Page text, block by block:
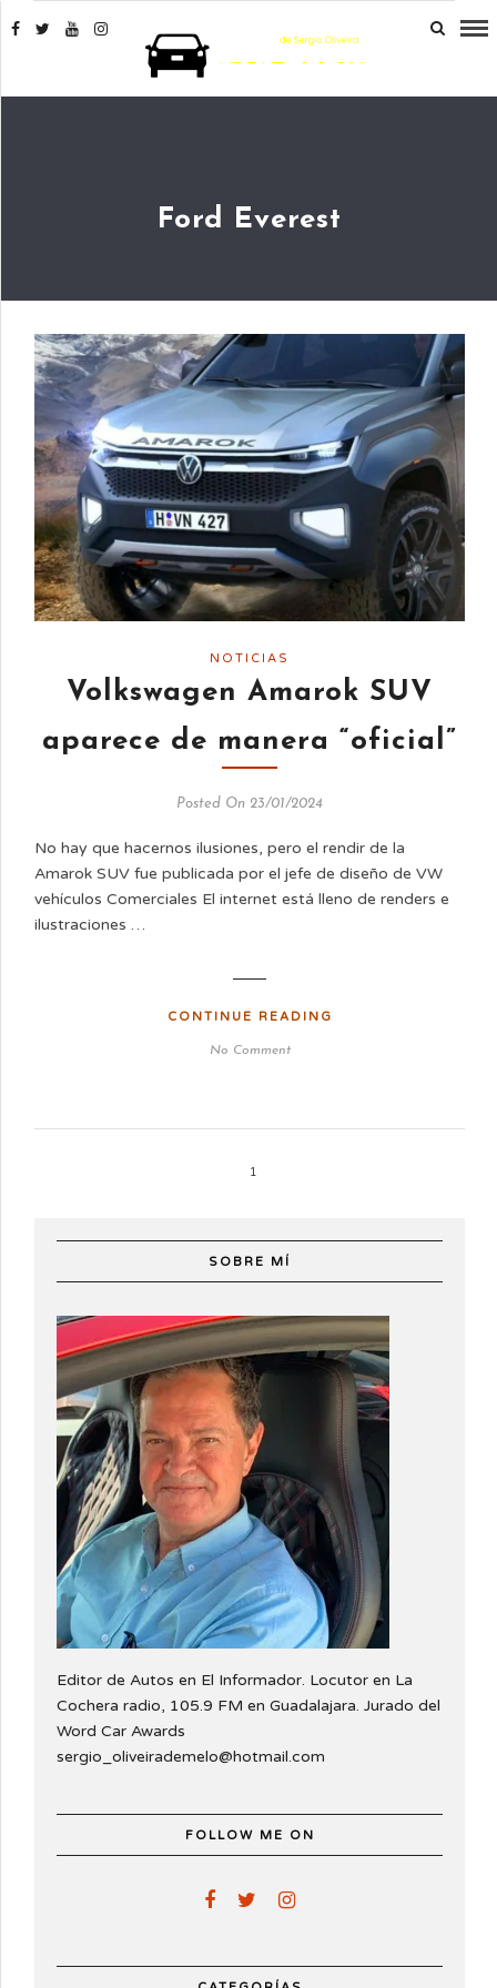
Ford Everest
NOTICIAS
Volkswagen Amarok SUV
aparece de manera “oficial”
Posted On 23/01/2024
No hay que hacernos ilusiones, pero el rendir de la
Amarok SUV fue publicada por el jefe de diseño de VW
vehículos Comerciales El internet está lleno de renders e
ilustraciones …
CONTINUE READING
No Comment
1
SOBRE MÍ
Editor de Autos en El Informador. Locutor en La
Cochera radio, 105.9 FM en Guadalajara. Jurado del
Word Car Awards
sergio_oliveirademelo@hotmail.com
FOLLOW ME ON